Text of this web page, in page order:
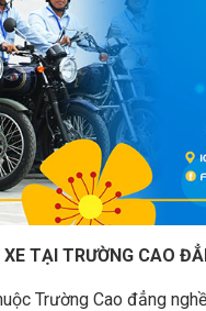
TẠI TRƯỜNG CAO
Trường Cao đẳng